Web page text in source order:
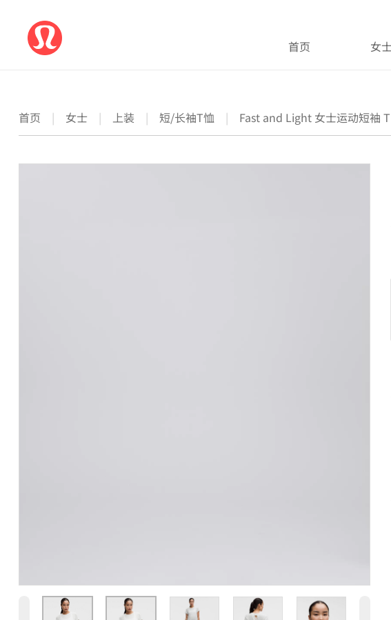
首页 女
首页 | 女士 | 上装 | 短/长袖T恤 | Fast and Light 女士运动短袖